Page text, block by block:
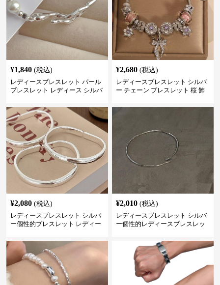
¥1,840 (税込)
レディースブレスレット パール
ブレスレット レディース シルバ
¥2,680 (税込)
レディースブレスレット シルバ
ー チェーン ブレスレット 桜 飾
¥2,080 (税込)
レディースブレスレット シルバ
ー個性的ブレスレット レディー
¥2,010 (税込)
レディースブレスレット シルバ
ー個性的レディースブレスレッ